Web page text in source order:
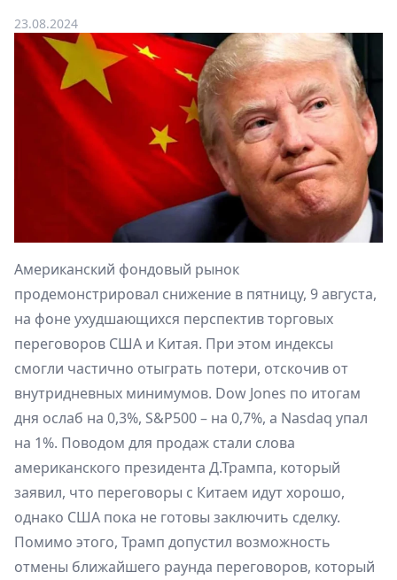
23.08.2024
Американский фондовый рынок
продемонстрировал снижение в пятницу, 9 августа,
на фоне ухудшающихся перспектив торговых
переговоров США и Китая. При этом индексы
смогли частично отыграть потери, отскочив от
внутридневных минимумов. Dow Jones по итогам
дня ослаб на 0,3%, S&P500 – на 0,7%, а Nasdaq упал
на 1%. Поводом для продаж стали слова
американского президента Д.Трампа, который
заявил, что переговоры с Китаем идут хорошо,
однако США пока не готовы заключить сделку.
Помимо этого, Трамп допустил возможность
отмены ближайшего раунда переговоров, который